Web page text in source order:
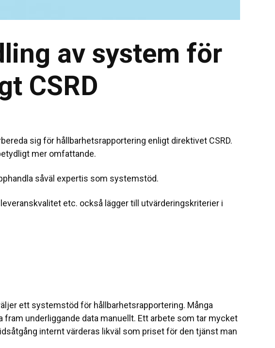
av system för
CSRD
sig för hållbarhetsrapportering enligt direktivet CSRD.
mer omfattande.
såväl expertis som systemstöd.
etc. också lägger till utvärderingskriterier i
ett systemstöd för hållbarhetsrapportering. Många
underliggande data manuellt. Ett arbete som tar mycket
internt värderas likväl som priset för den tjänst man